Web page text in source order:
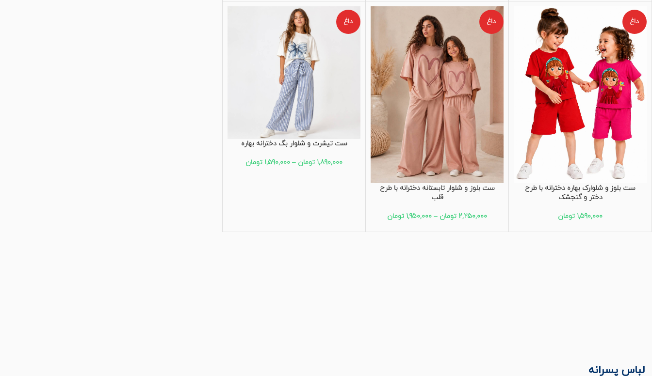
داغ
ست بلوز و شلوارک بهاره دخترانه با طرح
دختر و گنجشک
1,590,000 تومان
داغ
ست بلوز و شلوار تابستانه دخترانه با طرح
قلب
2,250,000 تومان –
1,950,000 تومان
داغ
ست تیشرت و شلوار بگ دخترانه بهاره
1,890,000 تومان –
1,590,000 تومان
لباس پسرانه